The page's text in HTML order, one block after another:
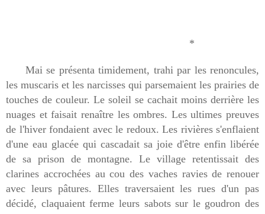
*
Mai se présenta timidement, trahi par les renoncules,
les muscaris et les narcisses qui parsemaient les prairies de
touches de couleur. Le soleil se cachait moins derrière les
nuages et faisait renaître les ombres. Les ultimes preuves
de l'hiver fondaient avec le redoux. Les rivières s'enflaient
d'une eau glacée qui cascadait sa joie d'être enfin libérée
de sa prison de montagne. Le village retentissait des
clarines accrochées au cou des vaches ravies de renouer
avec leurs pâtures. Elles traversaient les rues d'un pas
décidé, claquaient ferme leurs sabots sur le goudron des